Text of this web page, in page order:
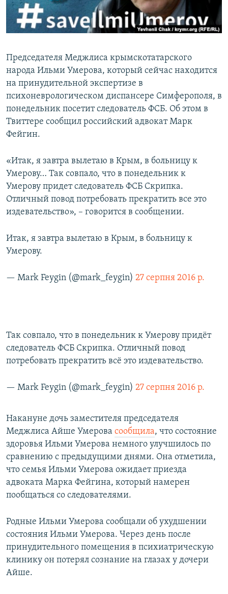
ПОБЕДИТЕЛЕЙ НЕ СУДЯТ?
КРЫМ.НЕПОКОРЕННЫЙ
ПРИСОЕДИНЯЙТЕСЬ!
Все сайты RFE/RL
Председателя Меджлиса крымскотатарского
народа Ильми Умерова, который сейчас находится
на принудительной экспертизе в
психоневрологическом диспансере Симферополя, в
понедельник посетит следователь ФСБ. Об этом в
Твиттере сообщил российский адвокат Марк
Фейгин.
«Итак, я завтра вылетаю в Крым, в больницу к
Умерову… Так совпало, что в понедельник к
Умерову придет следователь ФСБ Скрипка.
Отличный повод потребовать прекратить все это
издевательство», – говорится в сообщении.
Итак, я завтра вылетаю в Крым, в больницу к
Умерову.
— Mark Feygin (@mark_feygin) 27 серпня 2016 р.
Так совпало, что в понедельник к Умерову придёт
следователь ФСБ Скрипка. Отличный повод
потребовать прекратить всё это издевательство.
— Mark Feygin (@mark_feygin) 27 серпня 2016 р.
Накануне дочь заместителя председателя
Меджлиса Айше Умерова сообщила, что состояние
здоровья Ильми Умерова немного улучшилось по
сравнению с предыдущими днями. Она отметила,
что семья Ильми Умерова ожидает приезда
адвоката Марка Фейгина, который намерен
пообщаться со следователями.
Родные Ильми Умерова сообщали об ухудшении
состояния Ильми Умерова. Через день после
принудительного помещения в психиатрическую
клинику он потерял сознание на глазах у дочери
Айше.